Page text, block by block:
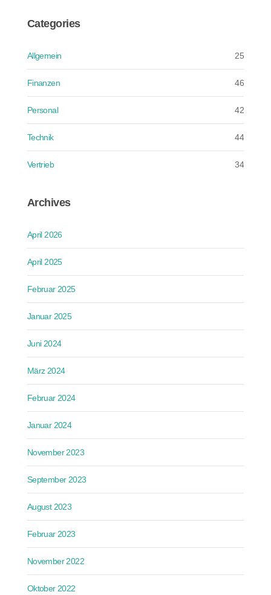
Categories
Allgemein 25
Finanzen 46
Personal 42
Technik 44
Vertrieb 34
Archives
April 2026
April 2025
Februar 2025
Januar 2025
Juni 2024
März 2024
Februar 2024
Januar 2024
November 2023
September 2023
August 2023
Februar 2023
November 2022
Oktober 2022